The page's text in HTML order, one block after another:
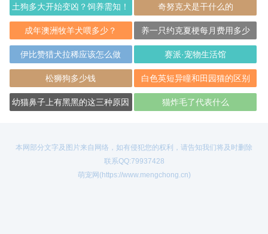
土狗多大开始变凶？饲养需知！ 奇努克犬是干什么的
成年澳洲牧羊犬喂多少？ 养一只约克夏梗每月费用多少
伊比赞猎犬拉稀应该怎么做 赛派·宠物生活馆
松狮狗多少钱 白色英短异瞳和田园猫的区别
幼猫鼻子上有黑黑的这三种原因 猫炸毛了代表什么
本网部分文字及图片来自网络，如有侵犯您的权利，请告知我们将及时删除
联系QQ:79937428
萌宠网(https://www.mengchong.cn)